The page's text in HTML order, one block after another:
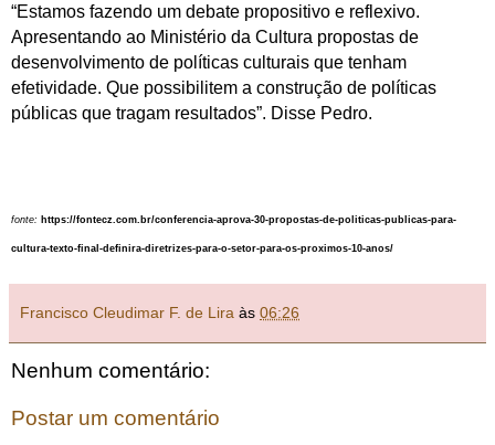
“Estamos fazendo um debate propositivo e reflexivo.
Apresentando ao Ministério da Cultura propostas de
desenvolvimento de políticas culturais que tenham
efetividade. Que possibilitem a construção de políticas
públicas que tragam resultados”. Disse Pedro.
fonte: https://fontecz.com.br/conferencia-aprova-30-propostas-de-politicas-publicas-para-
cultura-texto-final-definira-diretrizes-para-o-setor-para-os-proximos-10-anos/
Francisco Cleudimar F. de Lira às 06:26
Nenhum comentário:
Postar um comentário